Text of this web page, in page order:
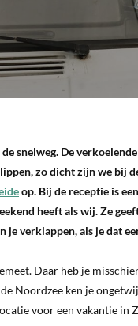
snelweg. De
zo dicht zijn we bij
op. Bij de receptie is
heeft als wij. Ze
verklappen, als je dat
Daar heb je
Noordzee ken je
voor een vakantie in